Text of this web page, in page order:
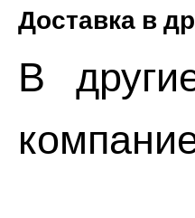
Доставка в
В